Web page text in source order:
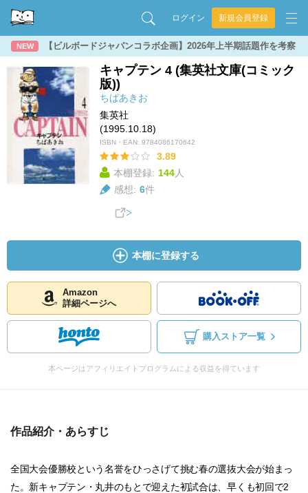
ログイン 新規会員登録
NEW 【ビルボードジャパンコラボ企画】2026年上半期話題作を考察
キャプテン 4 (集英社文庫(コミック
版))
ちばあきお
集英社
(1995.10.18)
ISBN・EAN: 9784086170642
3.89
本棚登録: 144人
感想: 6件
本棚に登録する
Amazon
詳細ページへ
購入ストア一覧
本ページはアフィリエイトプログラムによる収益を得ています
作品紹介・あらすじ
全国大会優勝校という名誉をひっさげて挑む春の選抜大会が始まっ
た。新キャプテン・丸井のもとで迎えた初試合は、早くも初回で2